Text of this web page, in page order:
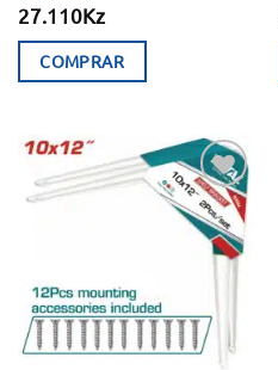
27.110Kz
COMPRAR
Adicionar
aos meus
desejos